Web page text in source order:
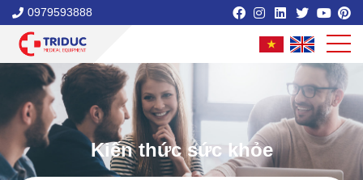
0979593888
Kiến thức sức khỏe